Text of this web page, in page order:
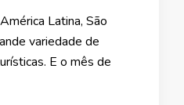
Latina, São
variedade de
E o mês de